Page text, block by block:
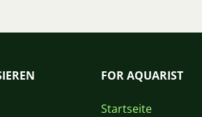
FOR AQUARIST
Startseite